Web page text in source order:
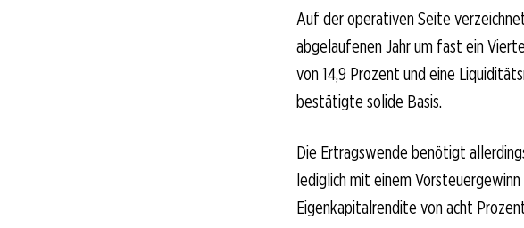
Auf der operativen Seite
abgelaufenen Jahr um fast ein
von 14,9 Prozent und eine
bestätigte solide Basis.
Die Ertragswende benötigt
lediglich mit einem
Eigenkapitalrendite von acht